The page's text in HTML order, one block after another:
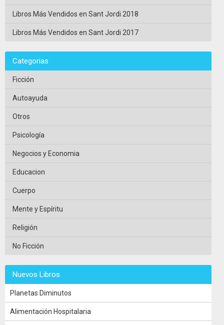
Libros Más Vendidos en Sant Jordi 2018
Libros Más Vendidos en Sant Jordi 2017
Categorias
Ficción
Autoayuda
Otros
Psicología
Negocios y Economia
Educacion
Cuerpo
Mente y Espíritu
Religión
No Ficción
Nuevos Libros
Planetas Diminutos
Alimentación Hospitalaria